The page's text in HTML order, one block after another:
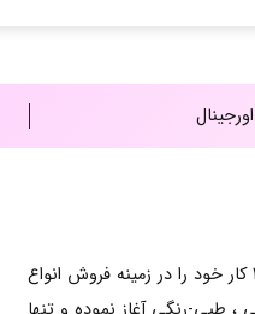
فروشگاه لنز امیر از سال 1392 کار خود را در زمینه فروش انواع